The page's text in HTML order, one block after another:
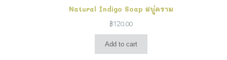
Natural Indigo Soap สบู่คราม
฿120.00
Add to cart